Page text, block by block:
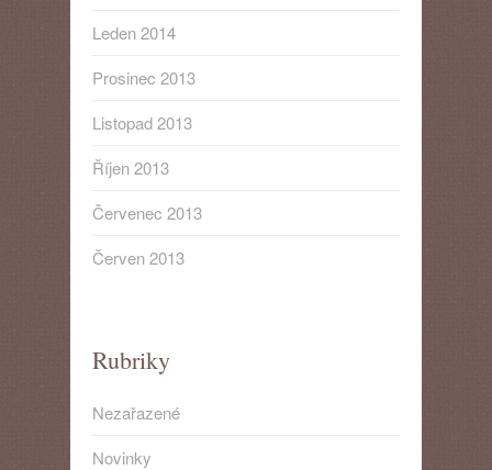
Leden 2014
Prosinec 2013
Listopad 2013
Říjen 2013
Červenec 2013
Červen 2013
Rubriky
Nezařazené
Novinky